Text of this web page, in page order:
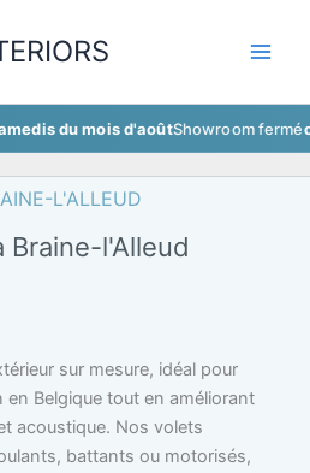
mois d'aoûtShowroom ferméce
L'ALLEUD
Braine-l'Alleud
sur mesure, idéal pour
Belgique tout en améliorant
acoustique. Nos volets
battants ou motorisés,